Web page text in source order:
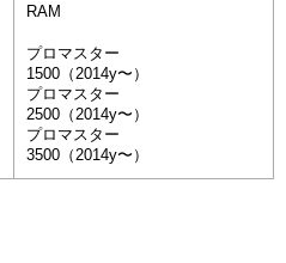
RAM
プロマスター
1500（2014y〜）
プロマスター
2500（2014y〜）
プロマスター
3500（2014y〜）